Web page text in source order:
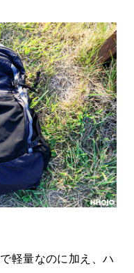
軽量なのに加え、ハ